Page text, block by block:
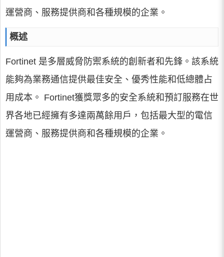
運營商、服務提供商和各種規模的企業。
概述
Fortinet 是多層威脅防禦系統的創新者和先鋒。該系統
能夠為業務通信提供最佳安全、優秀性能和低總體占
用成本。 Fortinet獲獎眾多的安全系統和預訂服務在世
界各地已經擁有多達兩萬餘用戶，包括最大型的電信
運營商、服務提供商和各種規模的企業。